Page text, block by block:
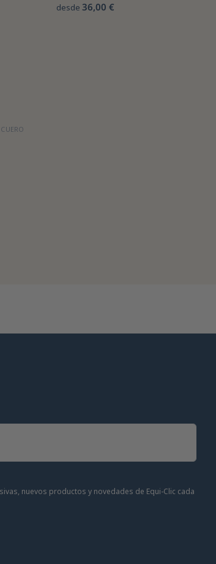
desde 36,00 €
nuevos productos y novedades de Equi-Clic cada